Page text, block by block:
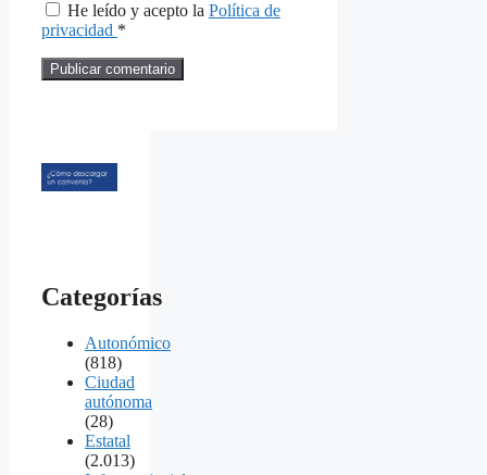
He leído y acepto la Política de
privacidad *
Categorías
Autonómico
(818)
Ciudad
autónoma
(28)
Estatal
(2.013)